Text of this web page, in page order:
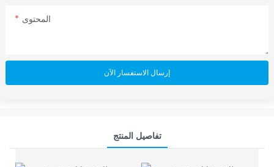
المحتوى
إرسال الاستفسار الآن
تفاصيل المنتج